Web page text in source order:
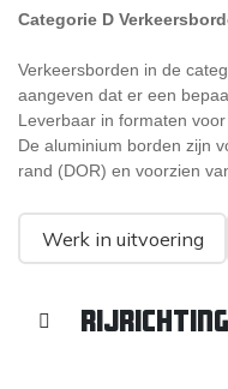
Categorie D
Verkeersborden in de
aangeven dat er een
Leverbaar in formaten
De aluminium borden zijn
rand (DOR) en voorzien
Werk in uitvoering
Rijrichting